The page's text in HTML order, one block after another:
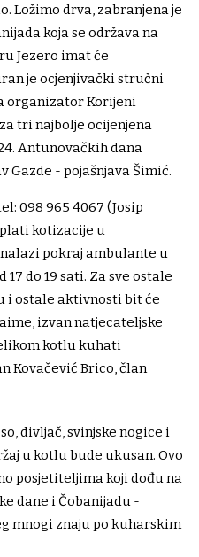
Ložimo drva, zabranjena je
koja se održava na
Jezero imat će
je ocjenjivački stručni
organizator Korijeni
tri najbolje ocijenjena
Antunovačkih dana
- pojašnjava Šimić.
098 965 4067 (Josip
kotizacije u
pokraj ambulante u
do 19 sati. Za sve ostale
i ostale aktivnosti bit će
izvan natjecateljske
kotlu kuhati
Kovačević Brico, član
divljač, svinjske nogice i
u kotlu bude ukusan. Ovo
posjetiteljima koji dođu na
dane i Čobanijadu -
mnogi znaju po kuharskim